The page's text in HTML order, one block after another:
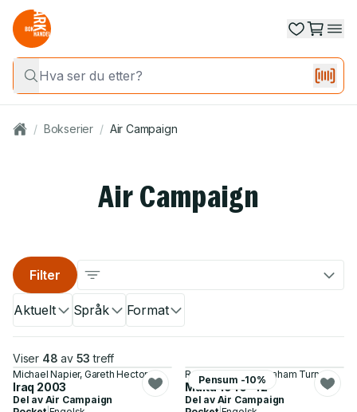
/ Bokserier / Air Campaign
Air Campaign
Aktuelt Språk Format
Filter
Viser 48 av 53 treff
Michael Napier, Gareth Hector
Iraq 2003
Del av Air Campaign
Pensum -10%
Ryan K. Noppen, Graham Turner
Malta 1940–42
Del av Air Campaign